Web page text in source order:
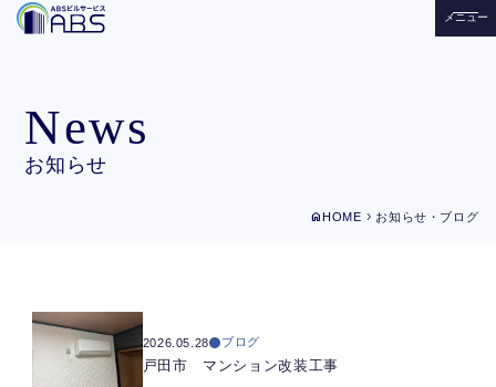
メニュー
News
お知らせ
homeHOME chevron_right お知らせ・ブログ
2026.05.28 ブログ
戸田市 マンション改装工事